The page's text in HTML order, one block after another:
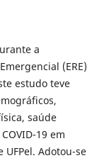
a
(ERE)
estudo teve
saúde
19 em
UFPel. Adotou-se